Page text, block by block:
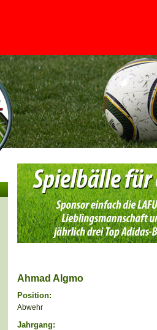
Ahmad Algmo
Position:
Abwehr
Jahrgang: